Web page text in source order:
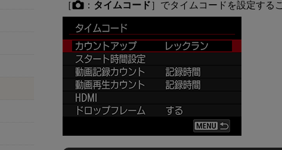
［
： タイムコード］でタイムコードを設定する